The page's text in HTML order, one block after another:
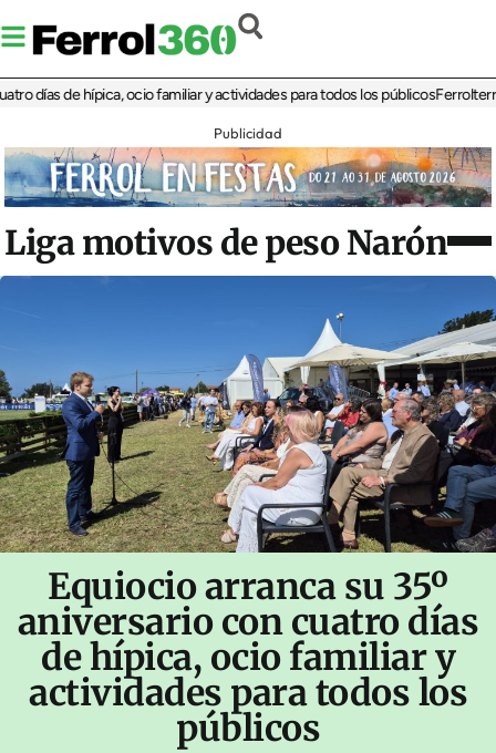
de hípica, ocio familiar y actividades para todos los públicosFerrolterra
Publicidad
Liga motivos de peso Narón
Equiocio arranca su 35º
aniversario con cuatro días
de hípica, ocio familiar y
actividades para todos los
públicos